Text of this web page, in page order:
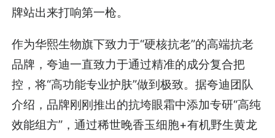
牌站出来打响第一枪。
作为华熙生物旗下致力于“硬核抗老”的高端抗老
品牌，夸迪一直致力于通过精准的成分复合把
控，将“高功能专业护肤”做到极致。据夸迪团队
介绍，品牌刚刚推出的抗垮眼霜中添加专研“高纯
效能组方”，通过稀世晚香玉细胞+有机野生黄龙